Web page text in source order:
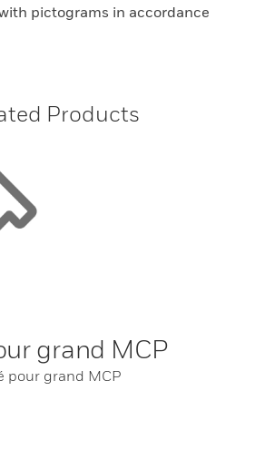
pictograms in accordance
Products
grand MCP
pour grand MCP